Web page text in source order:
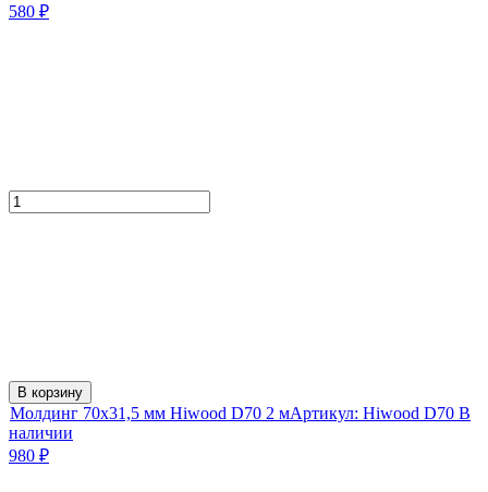
580 ₽
В корзину
Молдинг 70х31,5 мм Hiwood D70 2 мАртикул: Hiwood D70 В
наличии
980 ₽